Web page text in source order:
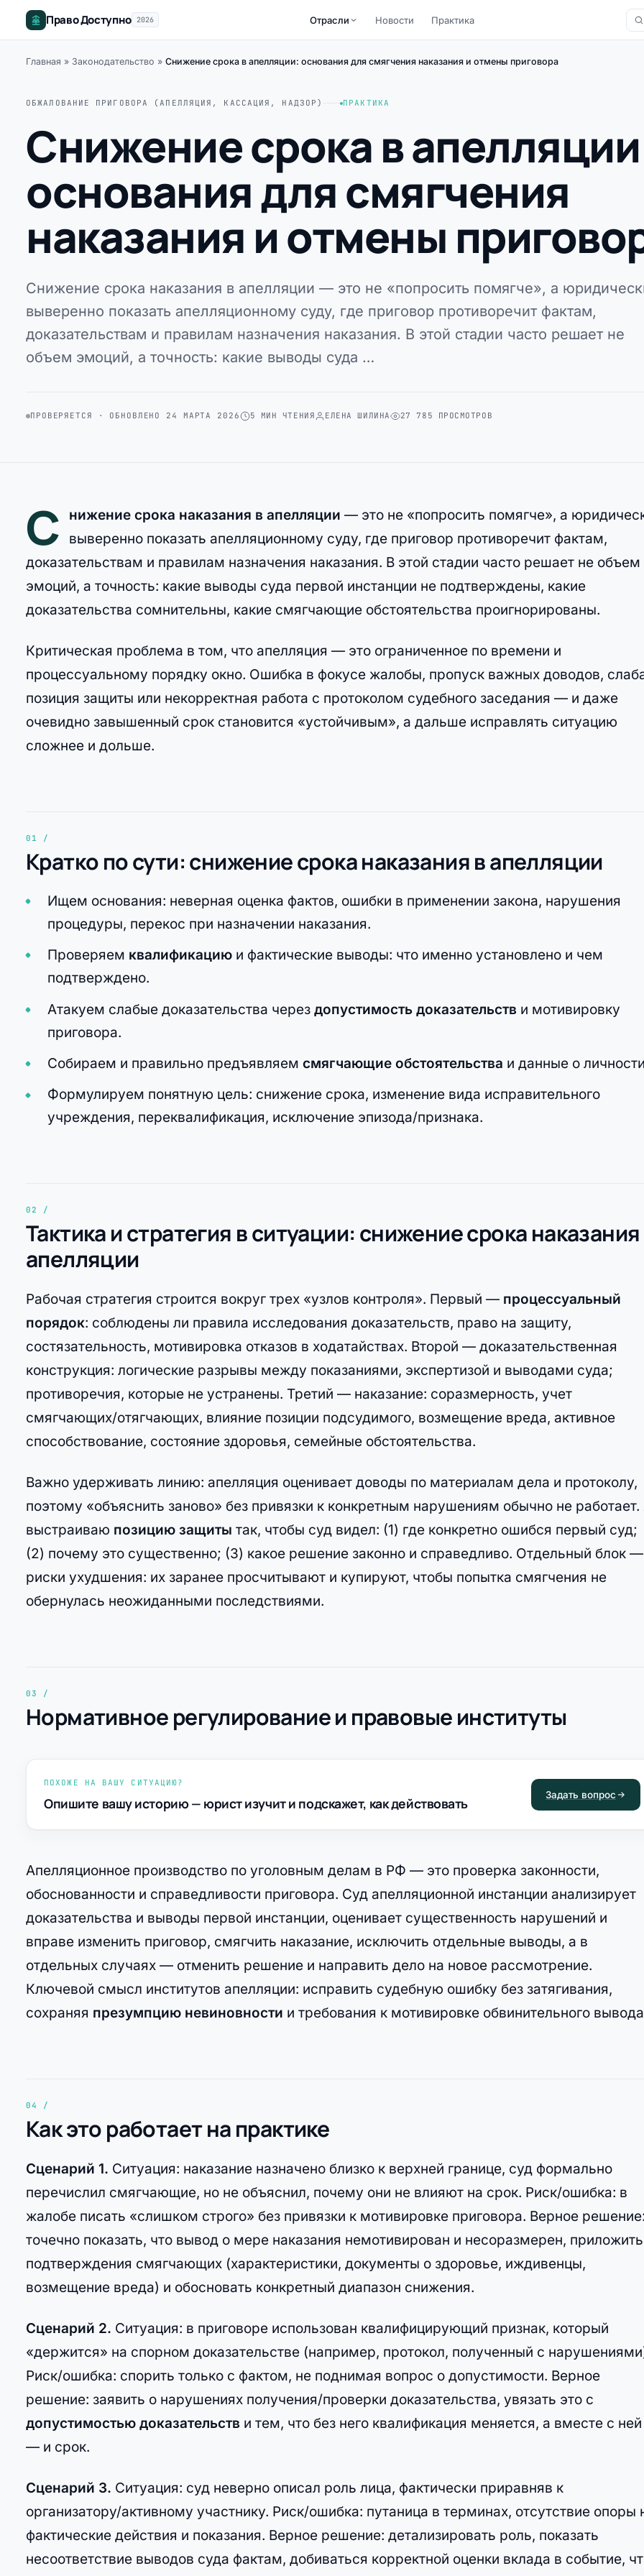
Право Доступно 2026 Отрасли Новости Практика
Главная » Законодательство » Снижение срока в апелляции: основания для смягчения наказания и отмены приговора
ОБЖАЛОВАНИЕ ПРИГОВОРА (АПЕЛЛЯЦИЯ, КАССАЦИЯ, НАДЗОР) ПРАКТИКА
Снижение срока в
основания для смягчения
наказания и отмены
Снижение срока наказания в апелляции — это не «попросить помягче», а
выверенно показать апелляционному суду, где приговор противоречит фактам,
доказательствам и правилам назначения наказания. В этой стадии часто решает не
объем эмоций, а точность: какие выводы суда …
ПРОВЕРЯЕТСЯ · ОБНОВЛЕНО 24 МАРТА 2026 5 МИН ЧТЕНИЯ ЕЛЕНА ШИЛИНА 27 785 ПРОСМОТРОВ
С нижение срока наказания в апелляции — это не «попросить помягче», а
выверенно показать апелляционному суду, где приговор противоречит фактам,
доказательствам и правилам назначения наказания. В этой стадии часто решает не объем
эмоций, а точность: какие выводы суда первой инстанции не подтверждены, какие
доказательства сомнительны, какие смягчающие обстоятельства проигнорированы.
Критическая проблема в том, что апелляция — это ограниченное по времени и
процессуальному порядку окно. Ошибка в фокусе жалобы, пропуск важных доводов,
позиция защиты или некорректная работа с протоколом судебного заседания — и даже
очевидно завышенный срок становится «устойчивым», а дальше исправлять ситуацию
сложнее и дольше.
Кратко по сути: снижение срока наказания в апелляции
Ищем основания: неверная оценка фактов, ошибки в применении закона, нарушения
процедуры, перекос при назначении наказания.
Проверяем квалификацию и фактические выводы: что именно установлено и чем
подтверждено.
Атакуем слабые доказательства черездопустимость доказательств и мотивировку
приговора.
Собираем и правильно предъявляемсмягчающие обстоятельства и данные о
Формулируем понятную цель: снижение срока, изменение вида исправительного
учреждения, переквалификация, исключение эпизода/признака.
Тактика и стратегия в ситуации: снижение срока наказания
апелляции
Рабочая стратегия строится вокруг трех «узлов контроля». Первый — процессуальный
порядок: соблюдены ли правила исследования доказательств, право на защиту,
состязательность, мотивировка отказов в ходатайствах. Второй — доказательственная
конструкция: логические разрывы между показаниями, экспертизой и выводами суда;
противоречия, которые не устранены. Третий — наказание: соразмерность, учет
смягчающих/отягчающих, влияние позиции подсудимого, возмещение вреда, активное
способствование, состояние здоровья, семейные обстоятельства.
Важно удерживать линию: апелляция оценивает доводы по материалам дела и протоколу,
поэтому «объяснить заново» без привязки к конкретным нарушениям обычно не работает.
выстраиваю позицию защиты так, чтобы суд видел: (1) где конкретно ошибся первый суд;
(2) почему это существенно; (3) какое решение законно и справедливо. Отдельный блок —
риски ухудшения: их заранее просчитывают и купируют, чтобы попытка смягчения не
обернулась неожиданными последствиями.
Нормативное регулирование и правовые институты
ПОХОЖЕ НА ВАШУ СИТУАЦИЮ?
Опишите вашу историю — юрист изучит и подскажет, как действовать
Задать вопрос
Апелляционное производство по уголовным делам в РФ — это проверка законности,
обоснованности и справедливости приговора. Суд апелляционной инстанции анализирует
доказательства и выводы первой инстанции, оценивает существенность нарушений и
вправе изменить приговор, смягчить наказание, исключить отдельные выводы, а в
отдельных случаях — отменить решение и направить дело на новое рассмотрение.
Ключевой смысл институтов апелляции: исправить судебную ошибку без затягивания,
сохраняя презумпцию невиновности и требования к мотивировке обвинительного
Как это работает на практике
Сценарий 1. Ситуация: наказание назначено близко к верхней границе, суд формально
перечислил смягчающие, но не объяснил, почему они не влияют на срок. Риск/ошибка: в
жалобе писать «слишком строго» без привязки к мотивировке приговора. Верное
точечно показать, что вывод о мере наказания немотивирован и несоразмерен, приложить
подтверждения смягчающих (характеристики, документы о здоровье, иждивенцы,
возмещение вреда) и обосновать конкретный диапазон снижения.
Сценарий 2. Ситуация: в приговоре использован квалифицирующий признак, который
«держится» на спорном доказательстве (например, протокол, полученный с
Риск/ошибка: спорить только с фактом, не поднимая вопрос о допустимости. Верное
решение: заявить о нарушениях получения/проверки доказательства, увязать это с
допустимостью доказательств и тем, что без него квалификация меняется, а вместе с ней
— и срок.
Сценарий 3. Ситуация: суд неверно описал роль лица, фактически приравняв к
организатору/активному участнику. Риск/ошибка: путаница в терминах, отсутствие опоры
фактические действия и показания. Верное решение: детализировать роль, показать
несоответствие выводов суда фактам, добиваться корректной оценки вклада в событие,